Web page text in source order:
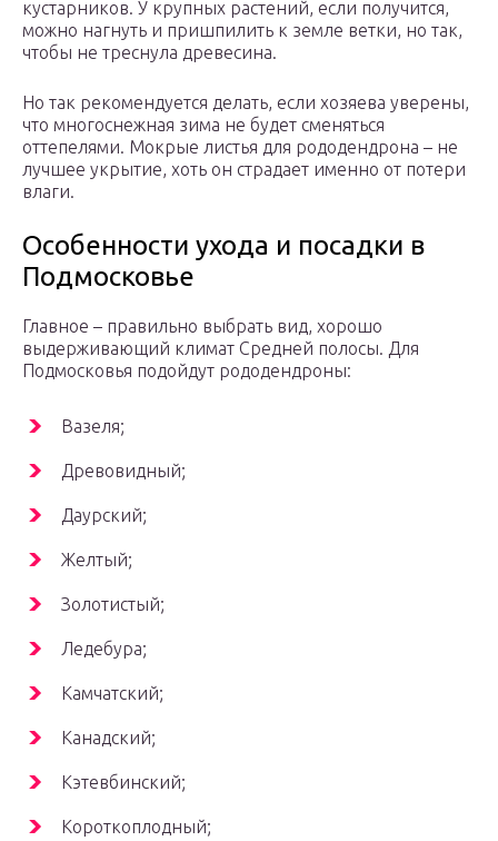
кустарников. У крупных растений, если получится,
можно нагнуть и пришпилить к земле ветки, но так,
чтобы не треснула древесина.
Но так рекомендуется делать, если хозяева уверены,
что многоснежная зима не будет сменяться
оттепелями. Мокрые листья для рододендрона – не
лучшее укрытие, хоть он страдает именно от потери
влаги.
Особенности ухода и посадки в
Подмосковье
Главное – правильно выбрать вид, хорошо
выдерживающий климат Средней полосы. Для
Подмосковья подойдут рододендроны:
Вазеля;
Древовидный;
Даурский;
Желтый;
Золотистый;
Ледебура;
Камчатский;
Канадский;
Кэтевбинский;
Короткоплодный;